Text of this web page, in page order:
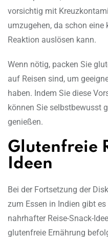
vorsichtig mit
umzugehen, da schon eine
Reaktion auslösen kann.
Wenn nötig, packen Sie
auf Reisen sind, um
haben. Indem Sie diese
können Sie selbstbewusst
genießen.
Glutenfreie
Ideen
Bei der Fortsetzung der
zum Essen in Indien gibt
nahrhafter Reise-Snack-
glutenfreie Ernährung